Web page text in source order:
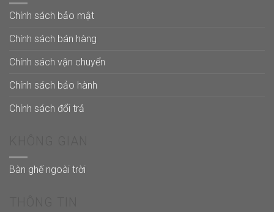
Chính sách bảo mật
Chính sách bán hàng
Chính sách vận chuyển
Chính sách bảo hành
Chính sách đổi trả
Bàn ghế ngoài trời